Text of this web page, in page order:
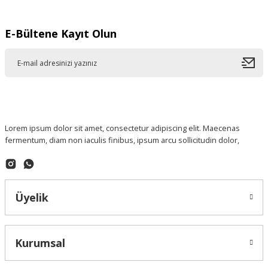
E-Bültene Kayıt Olun
Lorem ipsum dolor sit amet, consectetur adipiscing elit. Maecenas
fermentum, diam non iaculis finibus, ipsum arcu sollicitudin dolor,
Üyelik
Kurumsal